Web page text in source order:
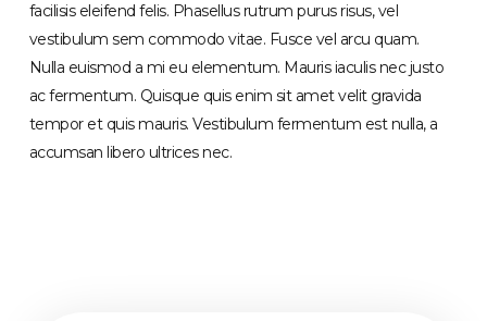
facilisis eleifend felis. Phasellus rutrum purus risus, vel
vestibulum sem commodo vitae. Fusce vel arcu quam.
Nulla euismod a mi eu elementum. Mauris iaculis nec justo
ac fermentum. Quisque quis enim sit amet velit gravida
tempor et quis mauris. Vestibulum fermentum est nulla, a
accumsan libero ultrices nec.